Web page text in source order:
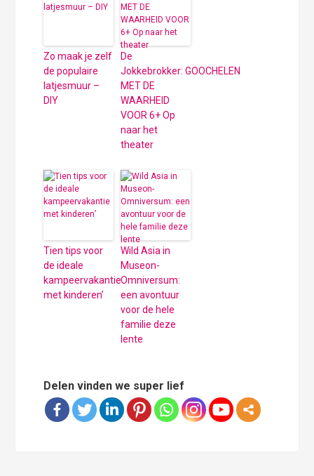
Zo maak je zelf
de populaire
latjesmuur –
DIY
De
Jokkebrokker: GOOCHELEN
MET DE
WAARHEID
VOOR 6+ Op
naar het
theater
Tien tips voor
de ideale
kampeervakantie
met kinderen’
Wild Asia in
Museon-
Omniversum:
een avontuur
voor de hele
familie deze
lente
Delen vinden we super lief